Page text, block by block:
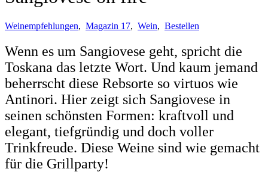
Weinempfehlungen, Magazin 17, Wein, Bestellen
Wenn es um Sangiovese geht, spricht die
Toskana das letzte Wort. Und kaum jemand
beherrscht diese Rebsorte so virtuos wie
Antinori. Hier zeigt sich Sangiovese in
seinen schönsten Formen: kraftvoll und
elegant, tiefgründig und doch voller
Trinkfreude. Diese Weine sind wie gemacht
für die Grillparty!